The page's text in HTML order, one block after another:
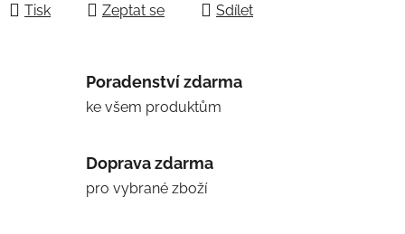
Tisk Zeptat se Sdílet
Poradenství zdarma
ke všem produktům
Doprava zdarma
pro vybrané zboží